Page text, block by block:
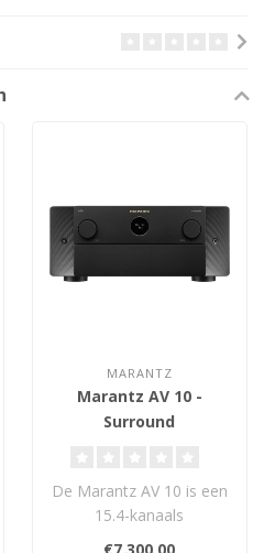
MARANTZ
Marantz AV 10 -
Surround
De Marantz AV 10 is een
15.4-kanaals
gebalanceerde AV-